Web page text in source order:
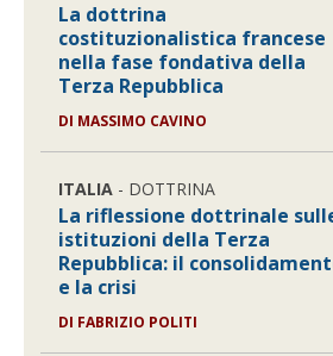
La dottrina
costituzionalistica francese
nella fase fondativa della
Terza Repubblica
DI MASSIMO CAVINO
ITALIA - DOTTRINA
La riflessione dottrinale
istituzioni della Terza
Repubblica: il
e la crisi
DI FABRIZIO POLITI